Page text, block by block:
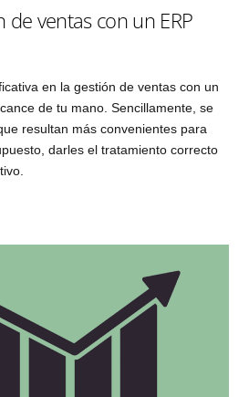
de ventas con un ERP
en la gestión de ventas con un
de tu mano. Sencillamente, se
resultan más convenientes para
darles el tratamiento correcto